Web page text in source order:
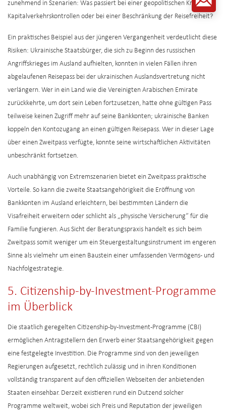
zunehmend in Szenarien: Was passiert bei einer geopolitischen Krise, bei
Kapitalverkehrskontrollen oder bei einer Beschränkung der Reisefreiheit?
Ein praktisches Beispiel aus der jüngeren Vergangenheit verdeutlicht diese
Risiken: Ukrainische Staatsbürger, die sich zu Beginn des russischen
Angriffskrieges im Ausland aufhielten, konnten in vielen Fällen ihren
abgelaufenen Reisepass bei der ukrainischen Auslandsvertretung nicht
verlängern. Wer in ein Land wie die Vereinigten Arabischen Emirate
zurückkehrte, um dort sein Leben fortzusetzen, hatte ohne gültigen Pass
teilweise keinen Zugriff mehr auf seine Bankkonten; ukrainische Banken
koppeln den Kontozugang an einen gültigen Reisepass. Wer in dieser Lage
über einen Zweitpass verfügte, konnte seine wirtschaftlichen Aktivitäten
unbeschränkt fortsetzen.
Auch unabhängig von Extremszenarien bietet ein Zweitpass praktische
Vorteile. So kann die zweite Staatsangehörigkeit die Eröffnung von
Bankkonten im Ausland erleichtern, bei bestimmten Ländern die
Visafreiheit erweitern oder schlicht als „physische Versicherung“ für die
Familie fungieren. Aus Sicht der Beratungspraxis handelt es sich beim
Zweitpass somit weniger um ein Steuergestaltungsinstrument im engeren
Sinne als vielmehr um einen Baustein einer umfassenden Vermögens- und
Nachfolgestrategie.
5. Citizenship-by-Investment-Programme
im Überblick
Die staatlich geregelten Citizenship-by-Investment-Programme (CBI)
ermöglichen Antragstellern den Erwerb einer Staatsangehörigkeit gegen
eine festgelegte Investition. Die Programme sind von den jeweiligen
Regierungen aufgesetzt, rechtlich zulässig und in ihren Konditionen
vollständig transparent auf den offiziellen Webseiten der anbietenden
Staaten einsehbar. Derzeit existieren rund ein Dutzend solcher
Programme weltweit, wobei sich Preis und Reputation der jeweiligen